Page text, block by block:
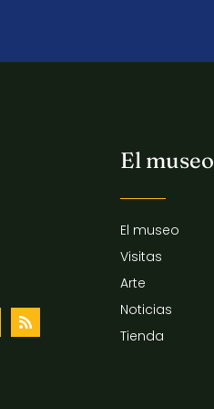
El museo
El museo
Visitas
Arte
Noticias
Tienda